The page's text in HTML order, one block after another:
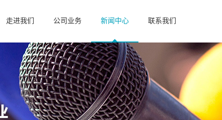
走进我们 公司业务 新闻中心 联系我们